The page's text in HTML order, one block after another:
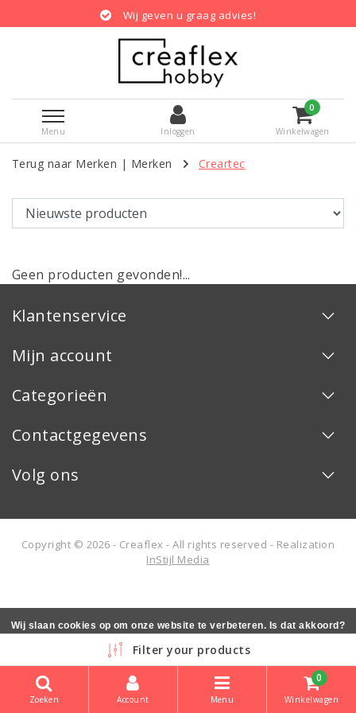
Wij geven u graag advies!
Menu Inloggen
0
Winkelwagen
Terug naar Merken | Merken Creartec
Geen producten gevonden!...
Klantenservice
Mijn account
Categorieën
Contactgegevens
Volg ons
Copyright © 2026 - Creaflex - All rights reserved - Realization
InStijl Media
Filter your products
Zoeken Account Menu
0
Winkelwagen
Wij slaan cookies op om onze website te verbeteren. Is dat akkoord?
Nee Meer over cookies »